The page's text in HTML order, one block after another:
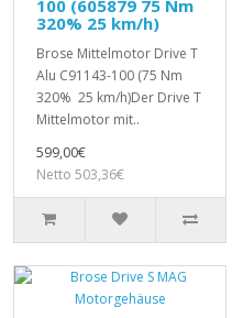
100 (605879 75 Nm
320% 25 km/h)
Brose Mittelmotor Drive T
Alu C91143-100 (75 Nm
320% 25 km/h)Der Drive T
Mittelmotor mit..
599,00€
Netto 503,36€